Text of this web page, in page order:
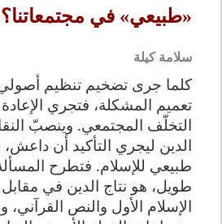
«طبيعي» في مجتمعاتنا؟
سلامة كيلة
كلما جرى تضخيم تنظيم
تعميم المشكلة، فتجري
التخلّف المجتمعي. وينصبّ
الدين ليجري التأكيد أن داعش،
طبيعي للإسلام. فتطرح
طويل، هو نتاج الدين في مقابل
الإسلام الأول والنص القرآني،